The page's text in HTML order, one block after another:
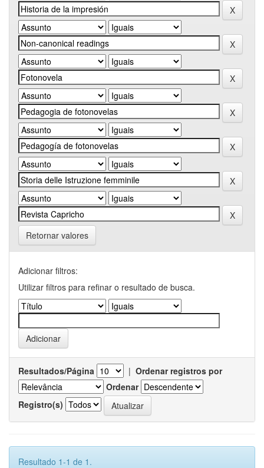
Retornar valores
Adicionar filtros:
Utilizar filtros para refinar o resultado de busca.
Resultados/Página | Ordenar registros por
Ordenar
Registro(s)
Resultado 1-1 de 1.